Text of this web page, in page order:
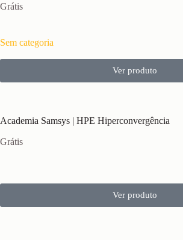
Grátis
Sem categoria
Ver produto
Academia Samsys | HPE Hiperconvergência
Grátis
Ver produto